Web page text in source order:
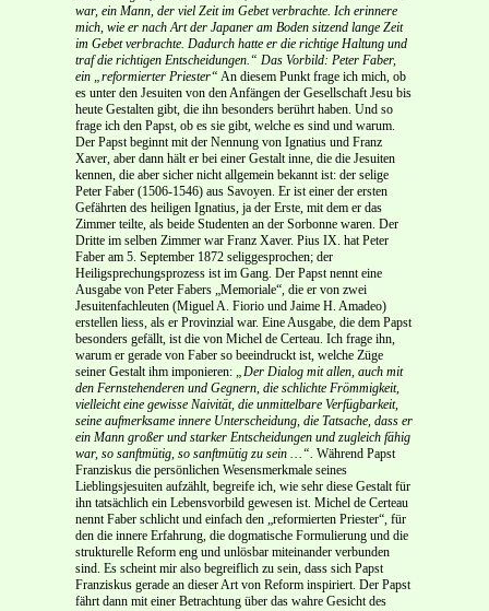
war, ein Mann, der viel Zeit im Gebet verbrachte. Ich erinnere
mich, wie er nach Art der Japaner am Boden sitzend lange Zeit
im Gebet verbrachte. Dadurch hatte er die richtige Haltung und
traf die richtigen Entscheidungen.“ Das Vorbild: Peter Faber,
ein „reformierter Priester“ An diesem Punkt frage ich mich, ob
es unter den Jesuiten von den Anfängen der Gesellschaft Jesu bis
heute Gestalten gibt, die ihn besonders berührt haben. Und so
frage ich den Papst, ob es sie gibt, welche es sind und warum.
Der Papst beginnt mit der Nennung von Ignatius und Franz
Xaver, aber dann hält er bei einer Gestalt inne, die die Jesuiten
kennen, die aber sicher nicht allgemein bekannt ist: der selige
Peter Faber (1506-1546) aus Savoyen. Er ist einer der ersten
Gefährten des heiligen Ignatius, ja der Erste, mit dem er das
Zimmer teilte, als beide Studenten an der Sorbonne waren. Der
Dritte im selben Zimmer war Franz Xaver. Pius IX. hat Peter
Faber am 5. September 1872 seliggesprochen; der
Heiligsprechungsprozess ist im Gang. Der Papst nennt eine
Ausgabe von Peter Fabers „Memoriale“, die er von zwei
Jesuitenfachleuten (Miguel A. Fiorio und Jaime H. Amadeo)
erstellen liess, als er Provinzial war. Eine Ausgabe, die dem Papst
besonders gefällt, ist die von Michel de Certeau. Ich frage ihn,
warum er gerade von Faber so beeindruckt ist, welche Züge
seiner Gestalt ihm imponieren: „Der Dialog mit allen, auch mit
den Fernstehenderen und Gegnern, die schlichte Frömmigkeit,
vielleicht eine gewisse Naivität, die unmittelbare Verfügbarkeit,
seine aufmerksame innere Unterscheidung, die Tatsache, dass er
ein Mann großer und starker Entscheidungen und zugleich fähig
war, so sanftmütig, so sanftmütig zu sein …“. Während Papst
Franziskus die persönlichen Wesensmerkmale seines
Lieblingsjesuiten aufzählt, begreife ich, wie sehr diese Gestalt für
ihn tatsächlich ein Lebensvorbild gewesen ist. Michel de Certeau
nennt Faber schlicht und einfach den „reformierten Priester“, für
den die innere Erfahrung, die dogmatische Formulierung und die
strukturelle Reform eng und unlösbar miteinander verbunden
sind. Es scheint mir also begreiflich zu sein, dass sich Papst
Franziskus gerade an dieser Art von Reform inspiriert. Der Papst
fährt dann mit einer Betrachtung über das wahre Gesicht des